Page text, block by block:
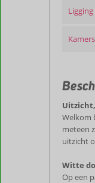
Ligging
Kamers
Welkom
meteen
uitzicht
Witte
Op een